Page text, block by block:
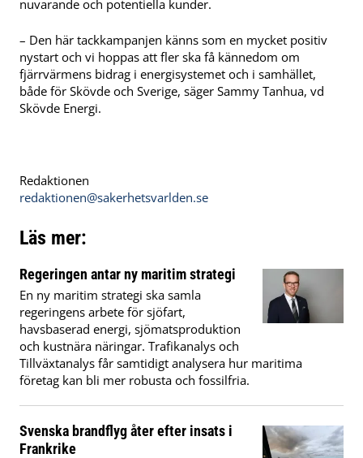
nuvarande och potentiella kunder.
– Den här tackkampanjen känns som en mycket positiv
nystart och vi hoppas att fler ska få kännedom om
fjärrvärmens bidrag i energisystemet och i samhället,
både för Skövde och Sverige, säger Sammy Tanhua, vd
Skövde Energi.
Redaktionen
redaktionen@sakerhetsvarlden.se
Läs mer:
Regeringen antar ny maritim strategi
En ny maritim strategi ska samla
regeringens arbete för sjöfart,
havsbaserad energi, sjömatsproduktion
och kustnära näringar. Trafikanalys och
Tillväxtanalys får samtidigt analysera hur maritima
företag kan bli mer robusta och fossilfria.
Svenska brandflyg åter efter insats i
Frankrike